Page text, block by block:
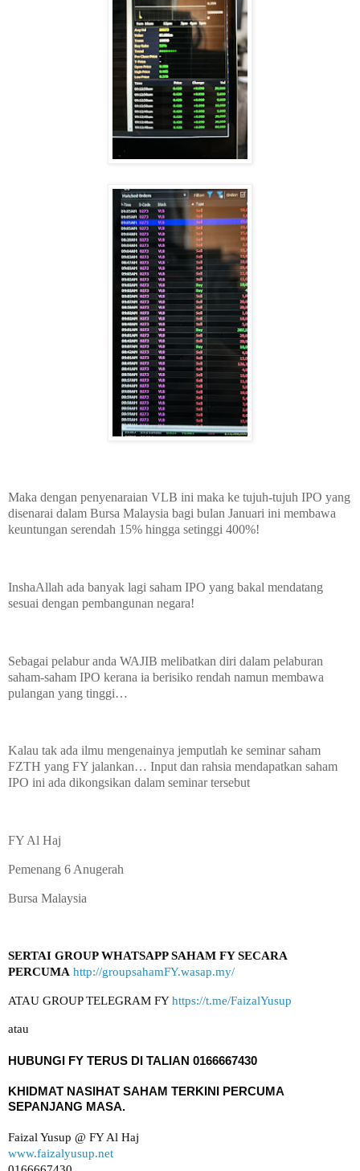
Maka dengan penyenaraian VLB ini maka ke tujuh-tujuh IPO yang
disenarai dalam Bursa Malaysia bagi bulan Januari ini membawa
keuntungan serendah 15% hingga setinggi 400%!
InshaAllah ada banyak lagi saham IPO yang bakal mendatang
sesuai dengan pembangunan negara!
Sebagai pelabur anda WAJIB melibatkan diri dalam pelaburan
saham-saham IPO kerana ia berisiko rendah namun membawa
pulangan yang tinggi…
Kalau tak ada ilmu mengenainya jemputlah ke seminar saham
FZTH yang FY jalankan… Input dan rahsia mendapatkan saham
IPO ini ada dikongsikan dalam seminar tersebut
FY Al Haj
Pemenang 6 Anugerah
Bursa Malaysia
SERTAI GROUP WHATSAPP SAHAM FY SECARA
PERCUMA http://groupsahamFY.wasap.my/
ATAU GROUP TELEGRAM FY https://t.me/FaizalYusup
KHIDMAT NASIHAT SAHAM TERKINI PERCUMA
www.faizalyusup.net